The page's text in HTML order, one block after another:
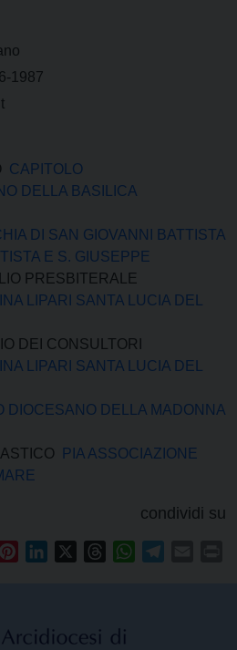
1987
CAPITOLO
DELLA BASILICA
DI SAN GIOVANNI BATTISTA
E S. GIUSEPPE
PRESBITERALE
LIPARI SANTA LUCIA DEL
DEI CONSULTORI
LIPARI SANTA LUCIA DEL
DIOCESANO DELLA MADONNA
PIA ASSOCIAZIONE
condividi su
PinterestLinkedIn ThreadsWhatsApp